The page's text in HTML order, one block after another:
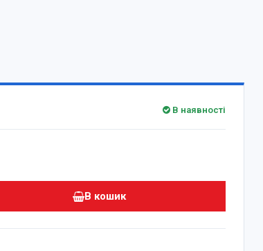
В наявності
В кошик